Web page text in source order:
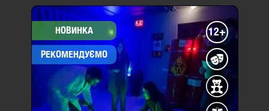
НОВИНКА
РЕКОМЕНДУЄМО
12+